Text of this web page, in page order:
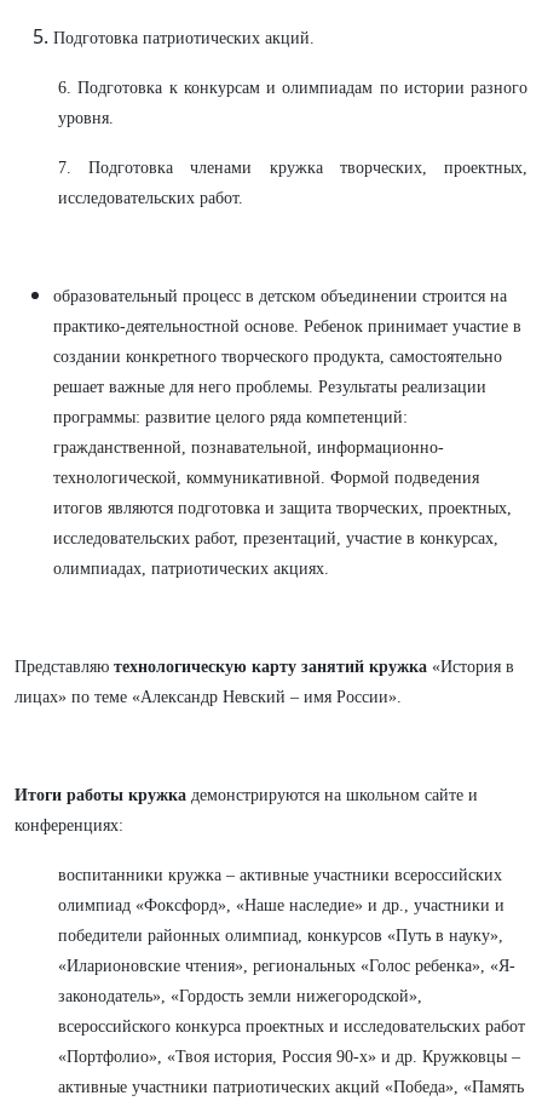
Подготовка патриотических акций.
6. Подготовка к конкурсам и олимпиадам по истории разного
уровня.
7. Подготовка членами кружка творческих, проектных,
исследовательских работ.
образовательный процесс в детском объединении строится на
практико-деятельностной основе. Ребенок принимает участие в
создании конкретного творческого продукта, самостоятельно
решает важные для него проблемы. Результаты реализации
программы: развитие целого ряда компетенций:
гражданственной, познавательной, информационно-
технологической, коммуникативной. Формой подведения
итогов являются подготовка и защита творческих, проектных,
исследовательских работ, презентаций, участие в конкурсах,
олимпиадах, патриотических акциях.
Представляю технологическую карту занятий кружка «История в
лицах» по теме «Александр Невский – имя России».
Итоги работы кружка демонстрируются на школьном сайте и
конференциях:
воспитанники кружка – активные участники всероссийских
олимпиад «Фоксфорд», «Наше наследие» и др., участники и
победители районных олимпиад, конкурсов «Путь в науку»,
«Иларионовские чтения», региональных «Голос ребенка», «Я-
законодатель», «Гордость земли нижегородской»,
всероссийского конкурса проектных и исследовательских работ
«Портфолио», «Твоя история, Россия 90-х» и др. Кружковцы –
активные участники патриотических акций «Победа», «Память